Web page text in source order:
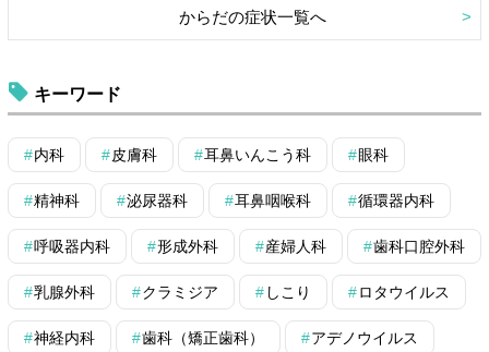
からだの症状一覧へ
キーワード
内科 皮膚科 耳鼻いんこう科 眼科
精神科 泌尿器科 耳鼻咽喉科 循環器内科
呼吸器内科 形成外科 産婦人科 歯科口腔外科
乳腺外科 クラミジア しこり ロタウイルス
神経内科 歯科（矯正歯科） アデノウイルス